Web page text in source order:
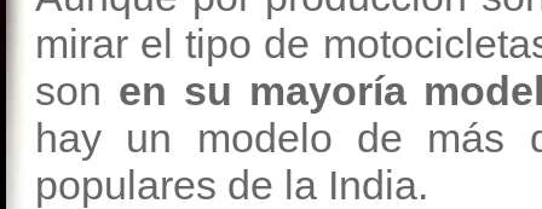
mirar el tipo de
son en su mayoría
hay un modelo de más
populares de la India.